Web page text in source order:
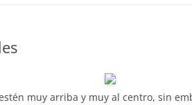
muy arriba y muy al centro, sin